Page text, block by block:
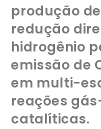
produção
redução
hidrogênio
emissão de
em multi-
reações
catalíticas.